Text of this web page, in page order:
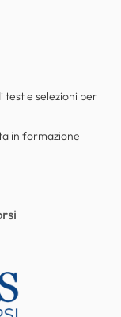
test e selezioni per
in formazione